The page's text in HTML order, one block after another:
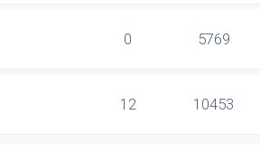
0 5769
12 10453